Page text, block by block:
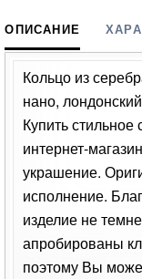
ОПИСАНИЕ
Кольцо из
нано,
Купить
интернет-
украшение.
исполнение.
изделие не
апробированы
поэтому Вы